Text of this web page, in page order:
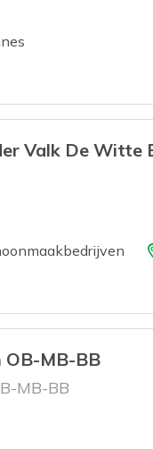
Valk De Witte
OB-MB-BB
MB-BB